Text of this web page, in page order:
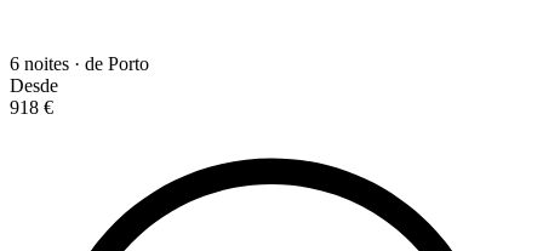
6 noites · de Porto
Desde
918 €